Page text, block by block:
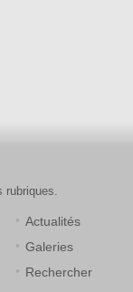
Actualités
Galeries
Rechercher